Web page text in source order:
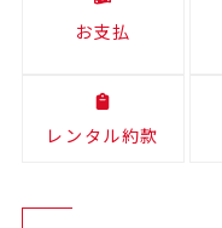
お支払
レンタル約款